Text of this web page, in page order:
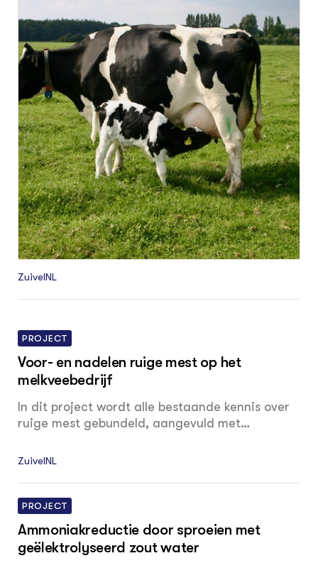
voor koe-kalf-houderijsystemen neemt toe. In
een koe-kalf-systeem worden kalveren voor een
langere tijd samen met koeien gehuisvest.
Managementstrategieën van koe-kalf-systemen
variëren echter sterk, afhankelijk van de mate
van contact met de moeder en het wel of niet
toestaan van zogen.
ZuivelNL
PROJECT
Voor- en nadelen ruige mest op het
melkveebedrijf
In dit project wordt alle bestaande kennis over
ruige mest gebundeld, aangevuld met
over ruige mest gesteld rond de thema's
integraal overzicht kan melkveehouders helpen
in het besluit al dan niet (deels) over te stappen
naar ruige mest.
ZuivelNL
PROJECT
Ammoniakreductie door sproeien met
geëlektrolyseerd zout water